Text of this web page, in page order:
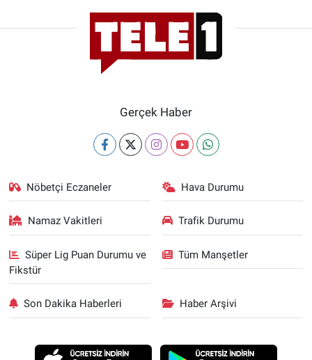
Gerçek Haber
Nöbetçi Eczaneler Hava Durumu
Namaz Vakitleri Trafik Durumu
Süper Lig Puan Durumu ve
Fikstür
Tüm Manşetler
Son Dakika Haberleri Haber Arşivi